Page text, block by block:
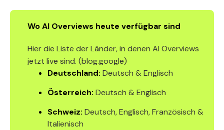
Wo AI Overviews heute verfügbar sind
Hier die Liste der Länder, in denen AI Overviews
jetzt live sind. (blog.google)
Deutschland: Deutsch & Englisch
Österreich: Deutsch & Englisch
Schweiz: Deutsch, Englisch, Französisch &
Italienisch